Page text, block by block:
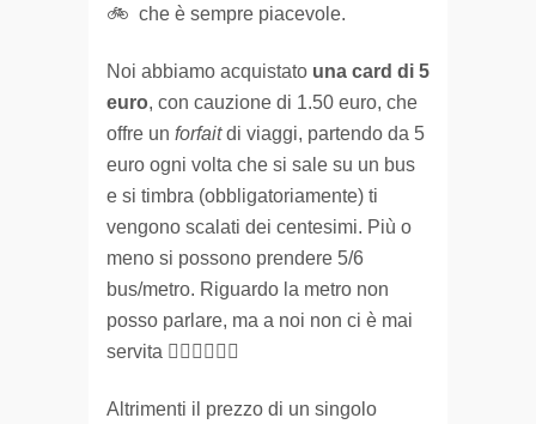
🚲 che è sempre piacevole.
Noi abbiamo acquistato una card di 5
euro, con cauzione di 1.50 euro, che
offre un forfaitdi viaggi, partendo da 5
euro ogni volta che si sale su un bus
e si timbra (obbligatoriamente) ti
vengono scalati dei centesimi. Più o
meno si possono prendere 5/6
bus/metro. Riguardo la metro non
posso parlare, ma a noi non ci è mai
servita 🚶🏻‍♂️🚶🏻‍♂️
Altrimenti il prezzo di un singolo